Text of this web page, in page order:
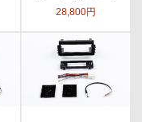
28,800円